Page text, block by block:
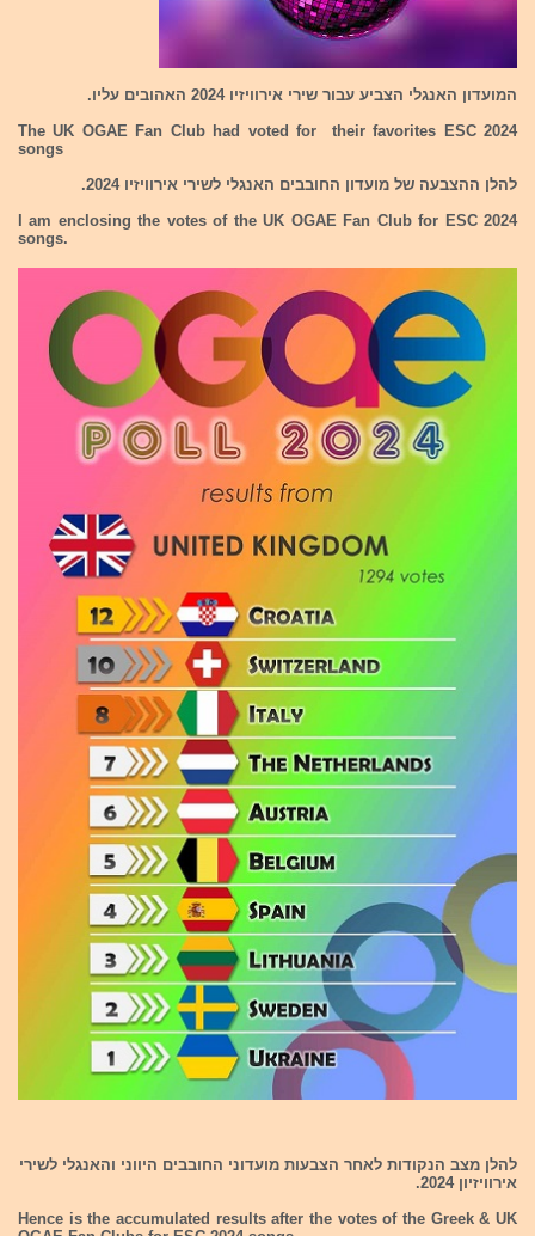
המועדון האנגלי הצביע עבור שירי אירוויזיו 2024 האהובים עליו.
The UK OGAE Fan Club had voted for their favorites ESC 2024
songs
להלן ההצבעה של מועדון החובבים האנגלי לשירי אירוויזיו 2024.
I am enclosing the votes of the UK OGAE Fan Club for ESC 2024
songs.
להלן מצב הנקודות לאחר הצבעות מועדוני החובבים היווני והאנגלי לשירי
אירוויזיון 2024.
Hence is the accumulated results after the votes of the Greek & UK